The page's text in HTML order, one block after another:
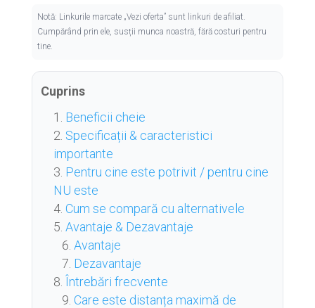
Notă: Linkurile marcate „Vezi oferta” sunt linkuri de afiliat.
Cumpărând prin ele, susții munca noastră, fără costuri pentru
tine.
Cuprins
Beneficii cheie
Specificații & caracteristici
importante
Pentru cine este potrivit / pentru cine
NU este
Cum se compară cu alternativele
Avantaje & Dezavantaje
Avantaje
Dezavantaje
Întrebări frecvente
Care este distanța maximă de